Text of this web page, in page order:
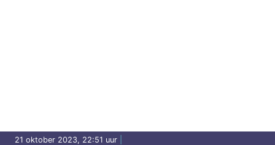
21 oktober 2023, 22:51 uur